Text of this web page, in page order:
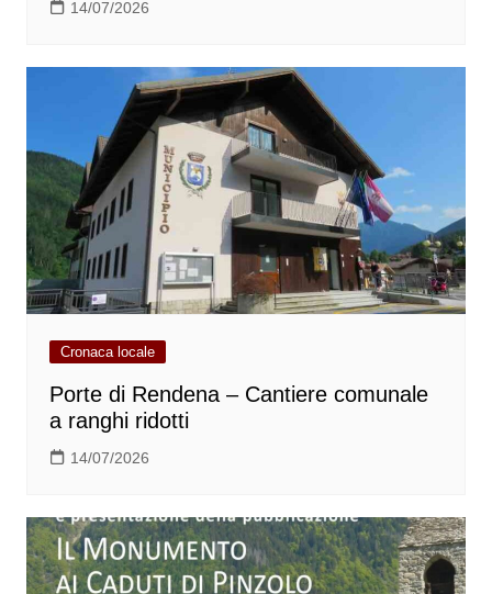
14/07/2026
Cronaca locale
Porte di Rendena – Cantiere comunale
a ranghi ridotti
14/07/2026